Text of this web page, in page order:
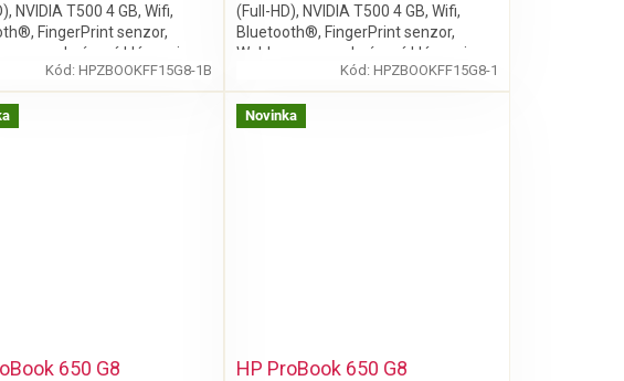
NVIDIA T500 4 GB, Wifi,
FingerPrint senzor,
podsvícená klávesnice,
Windows 11 Pro
Kód: HPZBOOKFF15G8-1B
(Full-HD), NVIDIA T500 4 GB, Wifi,
Bluetooth®, FingerPrint senzor,
Webkamera, podsvícená klávesnice,
bez mechaniky, Windows 11 Pro
Kód: HPZBOOKFF15G8-1
650 G8
Novinka
HP ProBook 650 G8